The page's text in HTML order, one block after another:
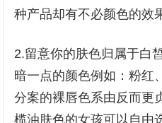
种产品却有不必颜色的效
2.留意你的肤色归属于白
暗一点的颜色例如：粉红
分案的裸唇色系由反而更
榄油肤色的女孩可以自由